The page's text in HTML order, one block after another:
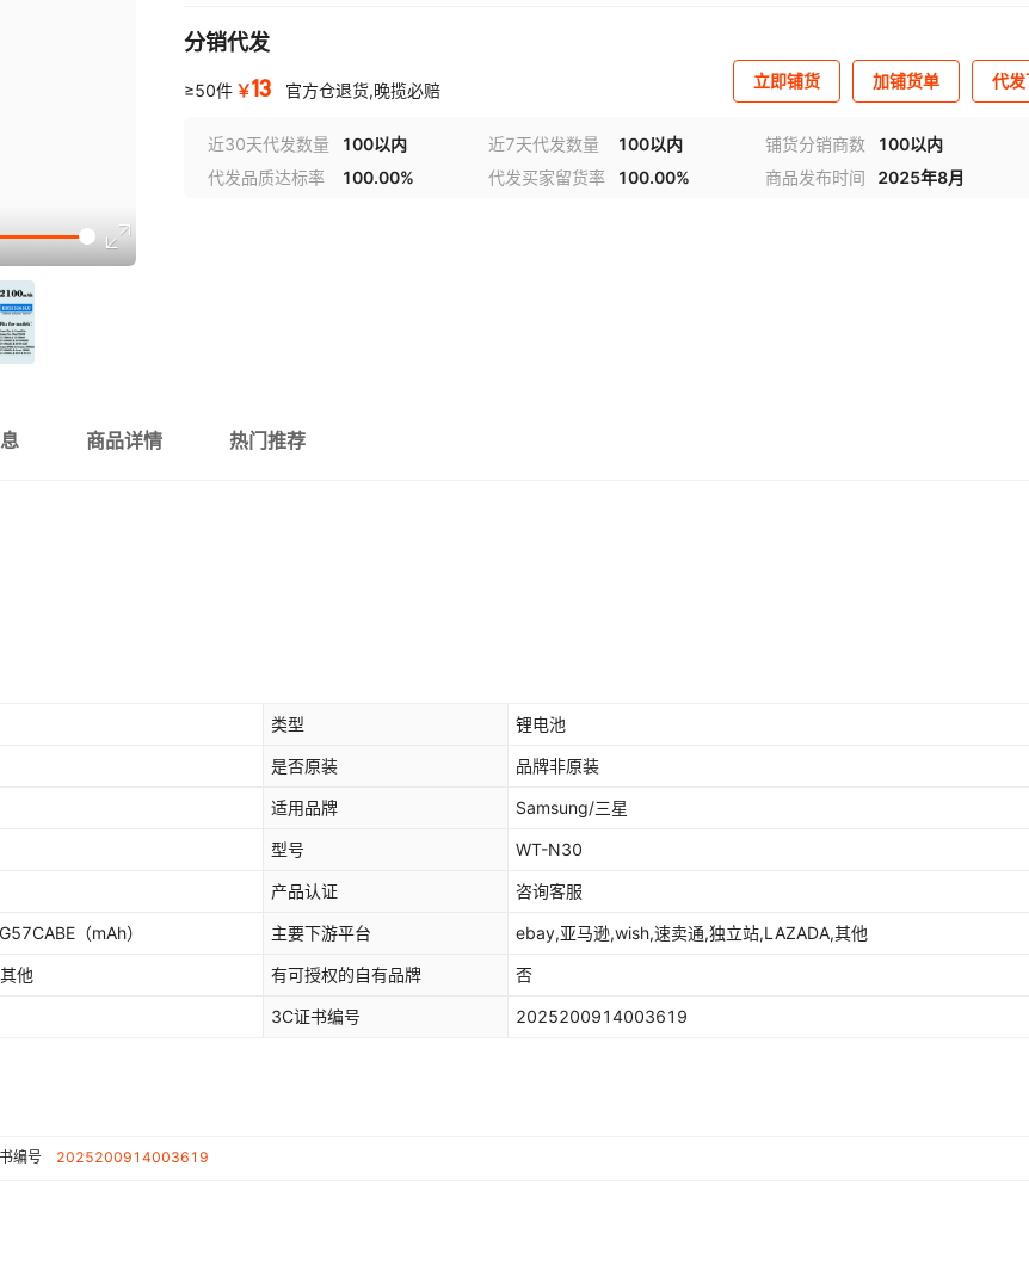
分销代发
≥50件 ￥13 官方仓退货,晚揽必赔 立即铺货 加铺货单 代
近30天代发数量 100以内 近7天代发数量 100以内 铺货分销商数
100以内
代发品质达标率
100.00% 代发买家留货率 100.00% 商品发布时间 2025年8月
商品详情 热门推荐
类型 锂电池
是否原装 品牌非原装
适用品牌 Samsung/三星
型号 WT-N30
产品认证 咨询客服
（mAh） 主要下游平台 ebay,亚马逊,wish,速卖通,独立站,LAZADA,其他
他 有可授权的自有品牌 否
3C证书编号 2025200914003619
编号 2025200914003619